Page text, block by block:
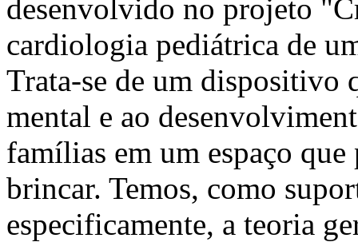
desenvolvido no projeto
cardiologia pediátrica de
Trata-se de um dispositivo
mental e ao
famílias em um espaço
brincar. Temos, como
especificamente, a teoria